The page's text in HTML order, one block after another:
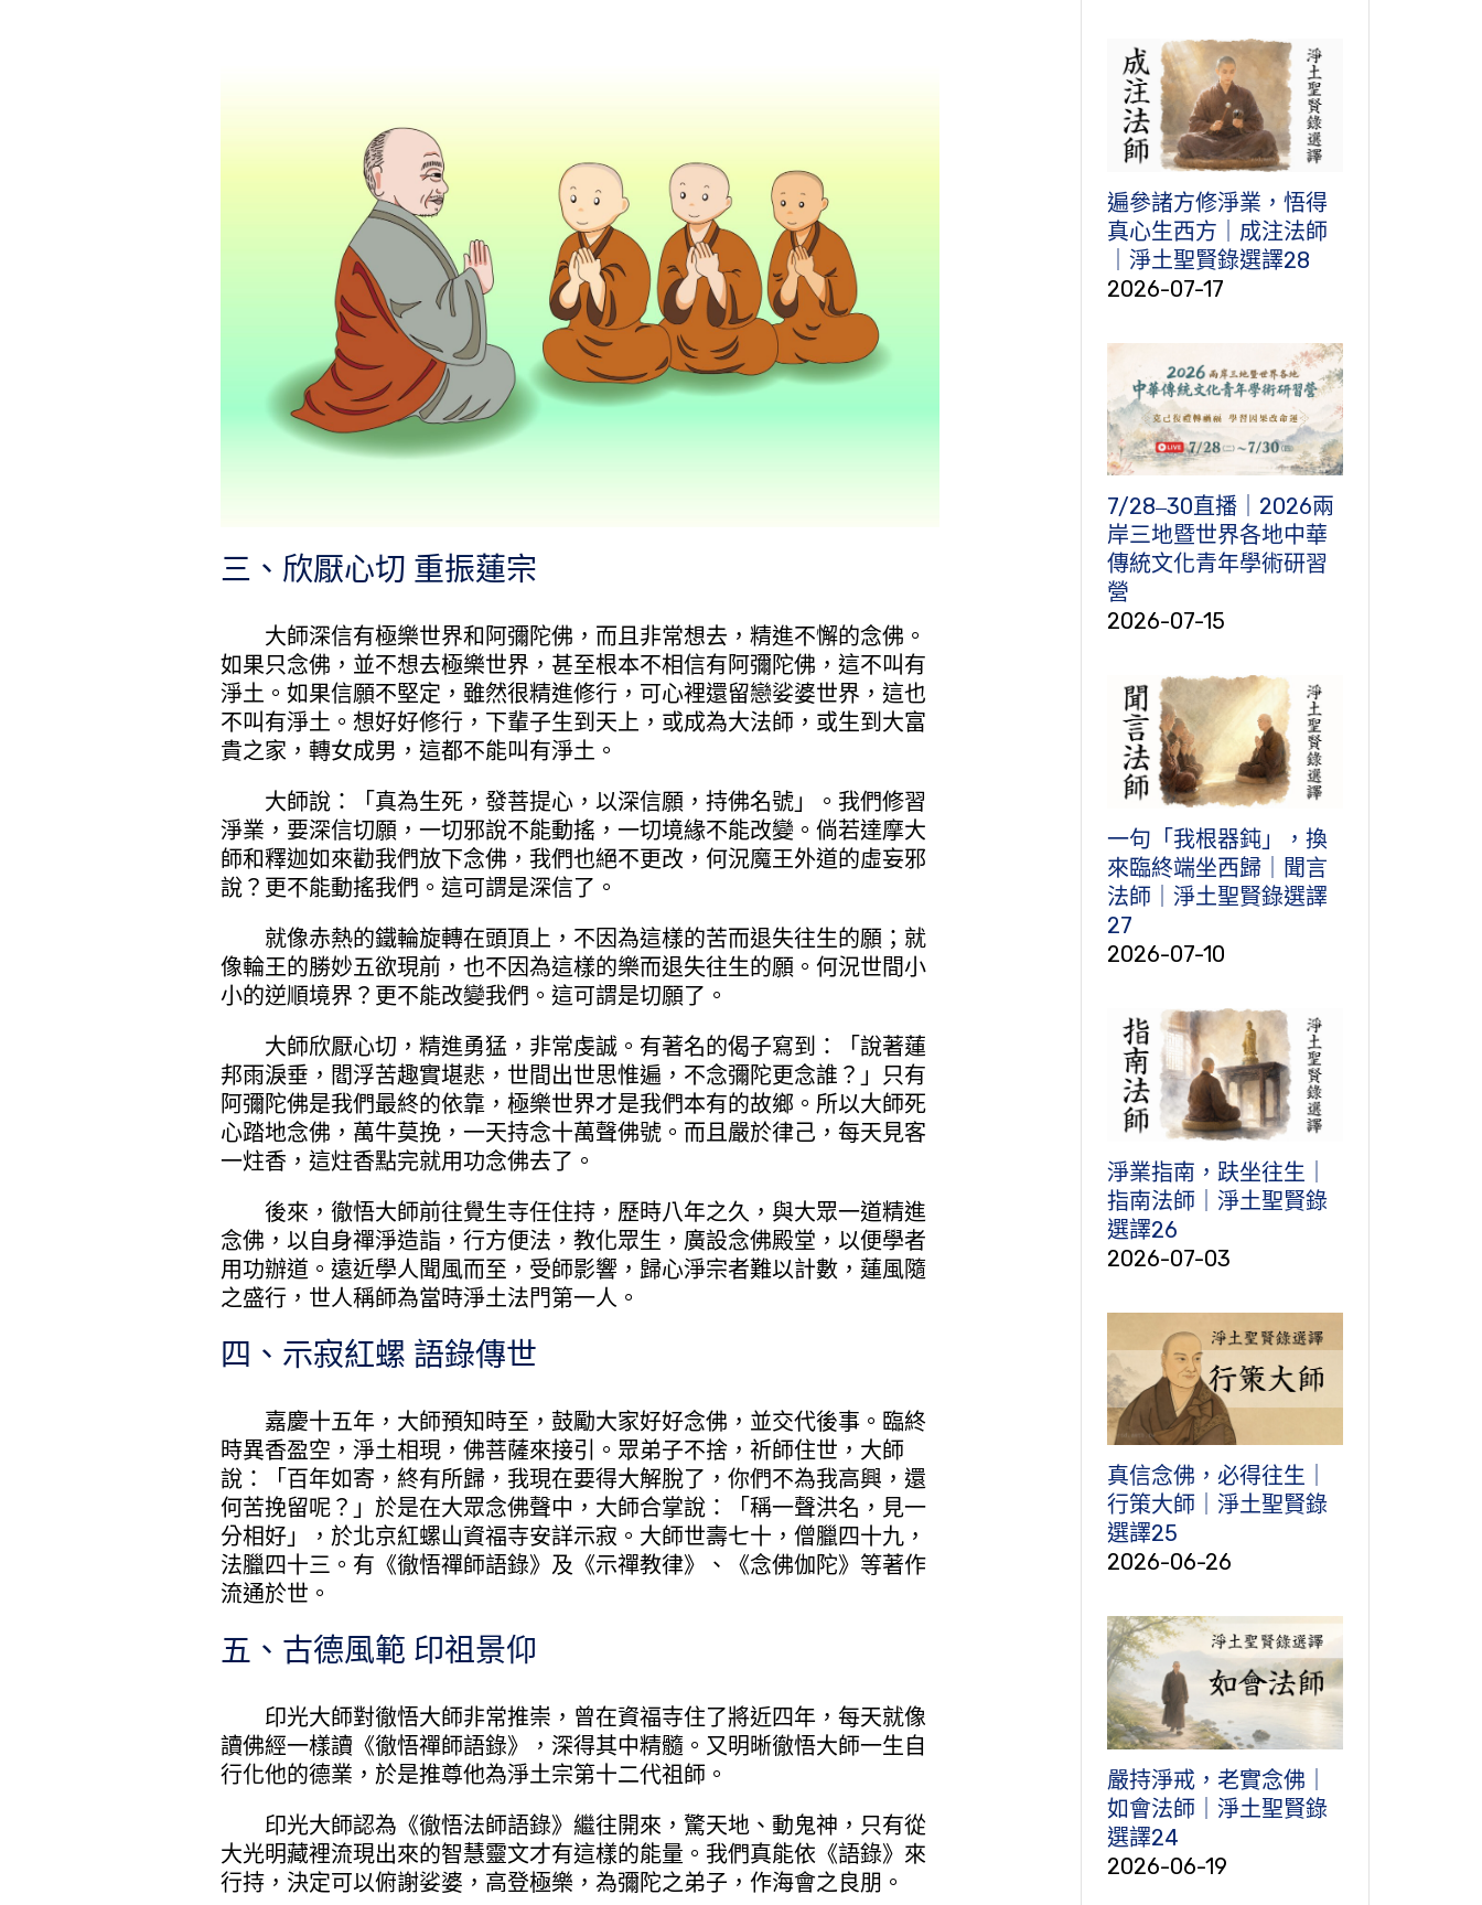
三、欣厭心切 重振蓮宗
大師深信有極樂世界和阿彌陀佛，而且非常想去，精進不懈的念佛。
如果只念佛，並不想去極樂世界，甚至根本不相信有阿彌陀佛，這不叫有
淨土。如果信願不堅定，雖然很精進修行，可心裡還留戀娑婆世界，這也
不叫有淨土。想好好修行，下輩子生到天上，或成為大法師，或生到大富
貴之家，轉女成男，這都不能叫有淨土。
大師說：「真為生死，發菩提心，以深信願，持佛名號」。我們修習
淨業，要深信切願，一切邪說不能動搖，一切境緣不能改變。倘若達摩大
師和釋迦如來勸我們放下念佛，我們也絕不更改，何況魔王外道的虛妄邪
說？更不能動搖我們。這可謂是深信了。
就像赤熱的鐵輪旋轉在頭頂上，不因為這樣的苦而退失往生的願；就
像輪王的勝妙五欲現前，也不因為這樣的樂而退失往生的願。何況世間小
小的逆順境界？更不能改變我們。這可謂是切願了。
大師欣厭心切，精進勇猛，非常虔誠。有著名的偈子寫到：「說著蓮
邦雨淚垂，閻浮苦趣實堪悲，世間出世思惟遍，不念彌陀更念誰？」只有
阿彌陀佛是我們最終的依靠，極樂世界才是我們本有的故鄉。所以大師死
心踏地念佛，萬牛莫挽，一天持念十萬聲佛號。而且嚴於律己，每天見客
一炷香，這炷香點完就用功念佛去了。
後來，徹悟大師前往覺生寺任住持，歷時八年之久，與大眾一道精進
念佛，以自身禪淨造詣，行方便法，教化眾生，廣設念佛殿堂，以便學者
用功辦道。遠近學人聞風而至，受師影響，歸心淨宗者難以計數，蓮風隨
之盛行，世人稱師為當時淨土法門第一人。
四、示寂紅螺 語錄傳世
嘉慶十五年，大師預知時至，鼓勵大家好好念佛，並交代後事。臨終
時異香盈空，淨土相現，佛菩薩來接引。眾弟子不捨，祈師住世，大師
說：「百年如寄，終有所歸，我現在要得大解脫了，你們不為我高興，還
何苦挽留呢？」於是在大眾念佛聲中，大師合掌說：「稱一聲洪名，見一
分相好」，於北京紅螺山資福寺安詳示寂。大師世壽七十，僧臘四十九，
法臘四十三。有《徹悟禪師語錄》及《示禪教律》、《念佛伽陀》等著作
流通於世。
五、古德風範 印祖景仰
印光大師對徹悟大師非常推崇，曾在資福寺住了將近四年，每天就像
讀佛經一樣讀《徹悟禪師語錄》，深得其中精髓。又明晰徹悟大師一生自
行化他的德業，於是推尊他為淨土宗第十二代祖師。
印光大師認為《徹悟法師語錄》繼往開來，驚天地、動鬼神，只有從
大光明藏裡流現出來的智慧靈文才有這樣的能量。我們真能依《語錄》來
行持，決定可以俯謝娑婆，高登極樂，為彌陀之弟子，作海會之良朋。
遍參諸方修淨業，悟得
真心生西方｜成注法師
｜淨土聖賢錄選譯28
2026-07-17
7/28‒30直播｜2026兩
岸三地暨世界各地中華
傳統文化青年學術研習
營
2026-07-15
一句「我根器鈍」，換
來臨終端坐西歸｜聞言
法師｜淨土聖賢錄選譯
27
2026-07-10
淨業指南，趺坐往生｜
指南法師｜淨土聖賢錄
選譯26
2026-07-03
真信念佛，必得往生｜
行策大師｜淨土聖賢錄
選譯25
2026-06-26
嚴持淨戒，老實念佛｜
如會法師｜淨土聖賢錄
選譯24
2026-06-19